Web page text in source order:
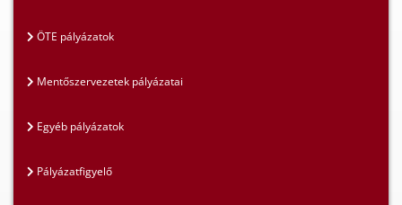
ÖTE pályázatok
Mentőszervezetek pályázatai
Egyéb pályázatok
Pályázatfigyelő